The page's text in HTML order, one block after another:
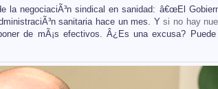
negociaciÃ³n sindical en sanidad: â€œEl
sanitaria hace un mes. Ysi no hay
de mÃ¡s efectivos. Â¿Es una excusa?